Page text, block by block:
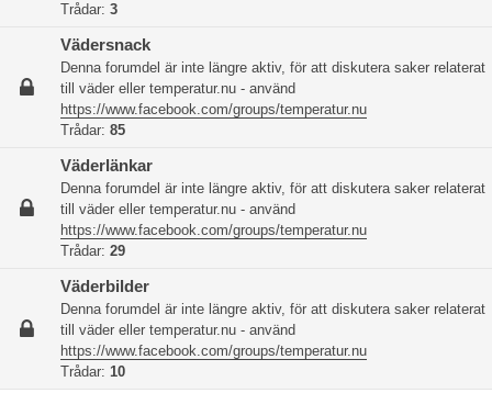
Trådar: 3
Vädersnack
Denna forumdel är inte längre aktiv, för att diskutera saker relaterat
till väder eller temperatur.nu - använd
https://www.facebook.com/groups/temperatur.nu
Trådar: 85
Väderlänkar
Denna forumdel är inte längre aktiv, för att diskutera saker relaterat
till väder eller temperatur.nu - använd
https://www.facebook.com/groups/temperatur.nu
Trådar: 29
Väderbilder
Denna forumdel är inte längre aktiv, för att diskutera saker relaterat
till väder eller temperatur.nu - använd
https://www.facebook.com/groups/temperatur.nu
Trådar: 10